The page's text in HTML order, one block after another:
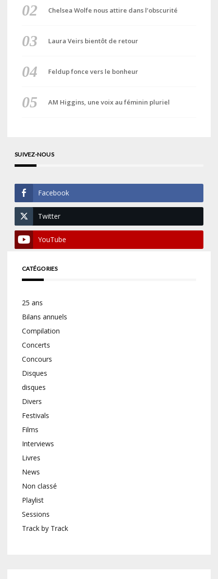
Chelsea Wolfe nous attire dans l’obscurité
Laura Veirs bientôt de retour
Feldup fonce vers le bonheur
AM Higgins, une voix au féminin pluriel
SUIVEZ-NOUS
Facebook
Twitter
YouTube
CATÉGORIES
25 ans
Bilans annuels
Compilation
Concerts
Concours
Disques
disques
Divers
Festivals
Films
Interviews
Livres
News
Non classé
Playlist
Sessions
Track by Track